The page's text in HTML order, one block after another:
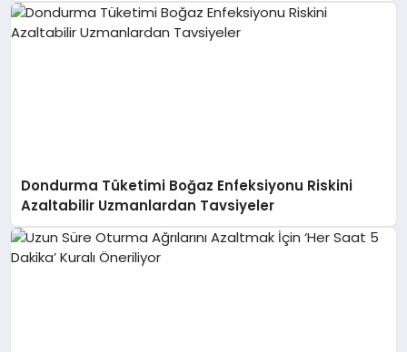
Dondurma Tüketimi Boğaz Enfeksiyonu Riskini
Azaltabilir Uzmanlardan Tavsiyeler